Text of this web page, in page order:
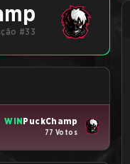
#33
WINPuckChamp
77 Votos